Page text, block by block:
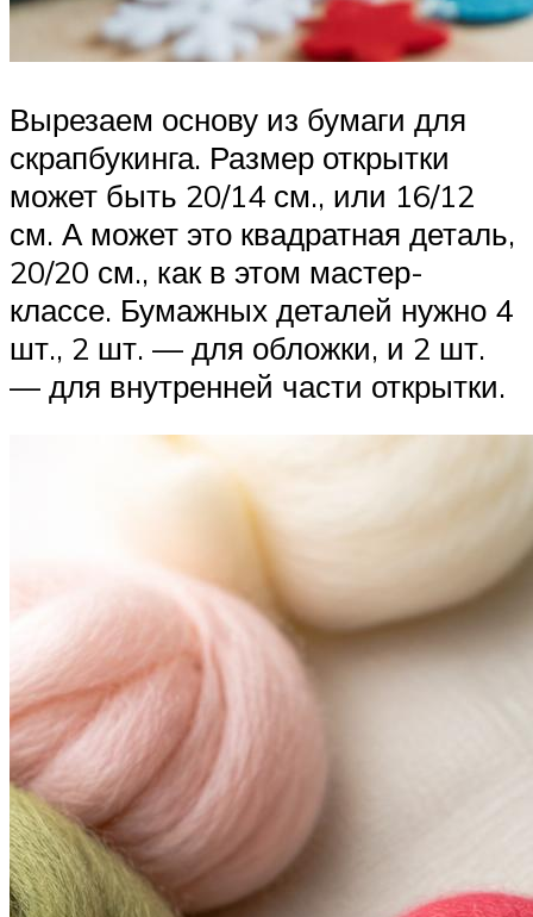
Вырезаем основу из бумаги для
скрапбукинга. Размер открытки
может быть 20/14 см., или 16/12
см. А может это квадратная деталь,
20/20 см., как в этом мастер-
классе. Бумажных деталей нужно 4
шт., 2 шт. — для обложки, и 2 шт.
— для внутренней части открытки.